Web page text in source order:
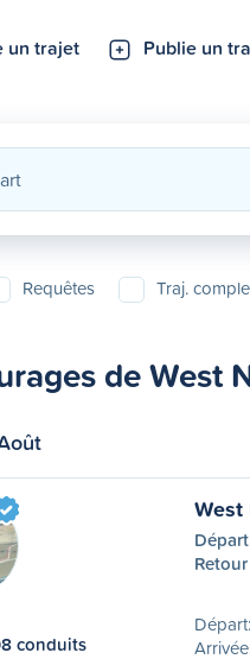
un trajet Publie un
Requêtes Traj.
de West
conduits
Départ: